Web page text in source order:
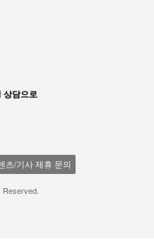
상담으로
츠/기사 제휴 문의